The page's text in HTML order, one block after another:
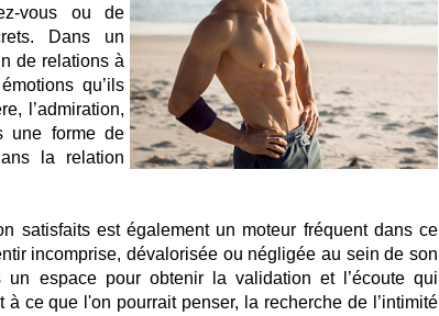
vous ou de
Dans un
de relations à
qu’ils
l’admiration,
une forme de
la relation
satisfaits est également un moteur fréquent dans ce
incomprise, dévalorisée ou négligée au sein de son
espace pour obtenir la validation et l’écoute qui
ce que l'on pourrait penser, la recherche de l’intimité